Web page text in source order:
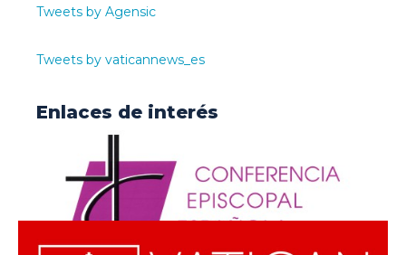
Tweets by Agensic
Tweets by vaticannews_es
Enlaces de interés